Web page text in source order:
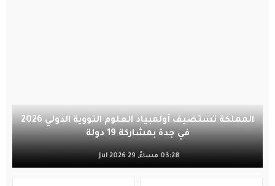
المملكة تستضيف أولمبياد العلوم النووية الدولي 2026
في جدة بمشاركة 19 دولة
03:28 مساءً, 29 Jul 2026